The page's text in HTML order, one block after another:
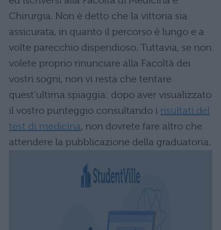
Chirurgia. Non è detto che la vittoria sia
assicurata, in quanto il percorso è lungo e a
volte parecchio dispendioso. Tuttavia, se non
volete proprio rinunciare alla Facoltà dei
vostri sogni, non vi resta che tentare
quest’ultima spiaggia: dopo aver visualizzato
il vostro punteggio consultando i risultati del
test di medicina, non dovrete fare altro che
attendere la pubblicazione della graduatoria.